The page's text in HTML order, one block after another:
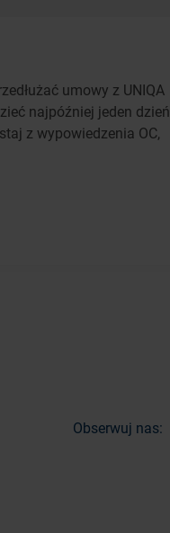
umowy z UNIQA
najpóźniej jeden dzień
z wypowiedzenia OC,
Obserwuj nas: